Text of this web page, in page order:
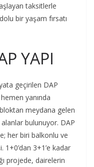
taksitlerle
bir yaşam fırsatı
YAPI
geçirilen DAP
yanında
bloktan meydana gelen
bulunuyor. DAP
her biri balkonlu ve
3+1’e kadar
projede, dairelerin